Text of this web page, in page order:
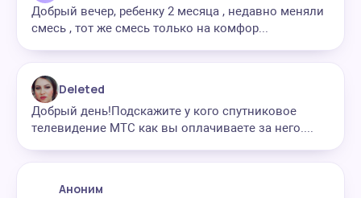
Добрый вечер, ребенку 2 месяца , недавно меняли
смесь , тот же смесь только на комфор...
Deleted
Добрый день!Подскажите у кого спутниковое
телевидение МТС как вы оплачиваете за него....
Аноним